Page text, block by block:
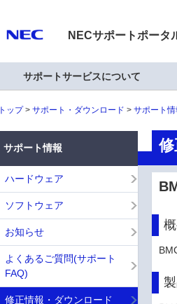
NECサポートポータ
サポートサービスについて
トップ サポート・ダウンロード サポート情
サポート情報
ハードウェア
ソフトウェア
お知らせ
よくあるご質問(サポート
FAQ)
修正情報・ダウンロード